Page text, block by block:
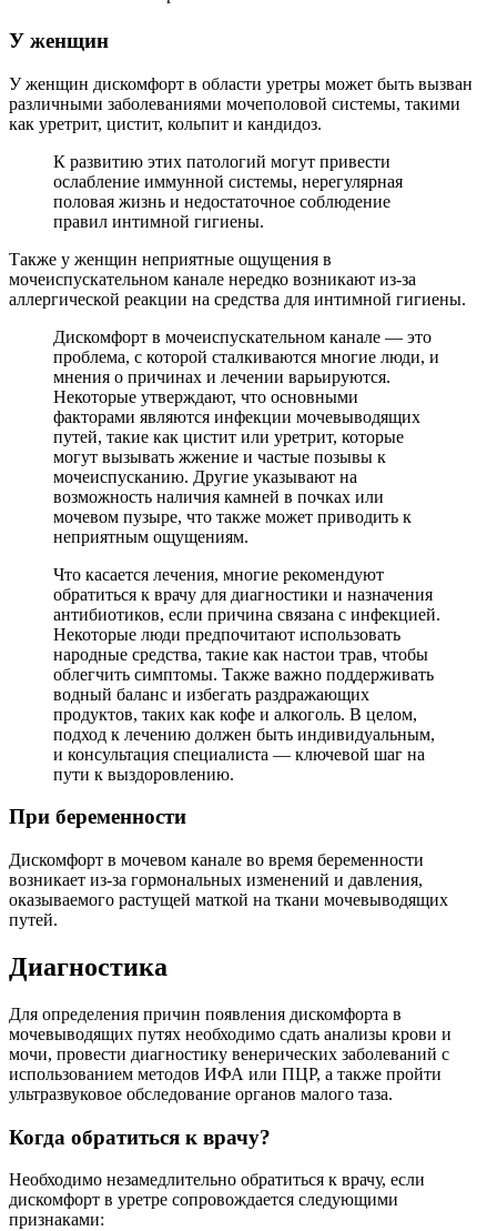
У женщин
У женщин дискомфорт в области уретры может быть вызван
различными заболеваниями мочеполовой системы, такими
как уретрит, цистит, кольпит и кандидоз.
К развитию этих патологий могут привести
ослабление иммунной системы, нерегулярная
половая жизнь и недостаточное соблюдение
правил интимной гигиены.
Также у женщин неприятные ощущения в
мочеиспускательном канале нередко возникают из-за
аллергической реакции на средства для интимной гигиены.
Дискомфорт в мочеиспускательном канале — это
проблема, с которой сталкиваются многие люди, и
мнения о причинах и лечении варьируются.
Некоторые утверждают, что основными
факторами являются инфекции мочевыводящих
путей, такие как цистит или уретрит, которые
могут вызывать жжение и частые позывы к
мочеиспусканию. Другие указывают на
возможность наличия камней в почках или
мочевом пузыре, что также может приводить к
неприятным ощущениям.
Что касается лечения, многие рекомендуют
обратиться к врачу для диагностики и назначения
антибиотиков, если причина связана с инфекцией.
Некоторые люди предпочитают использовать
народные средства, такие как настои трав, чтобы
облегчить симптомы. Также важно поддерживать
водный баланс и избегать раздражающих
продуктов, таких как кофе и алкоголь. В целом,
подход к лечению должен быть индивидуальным,
и консультация специалиста — ключевой шаг на
пути к выздоровлению.
При беременности
Дискомфорт в мочевом канале во время беременности
возникает из-за гормональных изменений и давления,
оказываемого растущей маткой на ткани мочевыводящих
путей.
Диагностика
Для определения причин появления дискомфорта в
мочевыводящих путях необходимо сдать анализы крови и
мочи, провести диагностику венерических заболеваний с
использованием методов ИФА или ПЦР, а также пройти
ультразвуковое обследование органов малого таза.
Когда обратиться к врачу?
Необходимо незамедлительно обратиться к врачу, если
дискомфорт в уретре сопровождается следующими
признаками: